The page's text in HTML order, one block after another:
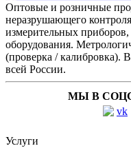
Оптовые и розничные
неразрушающего
измерительных приборов,
оборудования.
(проверка / калибровка).
всей России.
МЫ В
Услуги